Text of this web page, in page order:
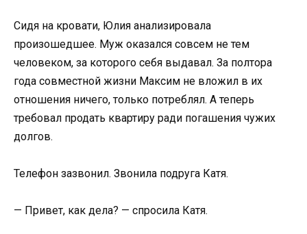
Сидя на кровати, Юлия анализировала
произошедшее. Муж оказался совсем не тем
человеком, за которого себя выдавал. За полтора
года совместной жизни Максим не вложил в их
отношения ничего, только потреблял. А теперь
требовал продать квартиру ради погашения чужих
долгов.
Телефон зазвонил. Звонила подруга Катя.
— Привет, как дела? — спросила Катя.